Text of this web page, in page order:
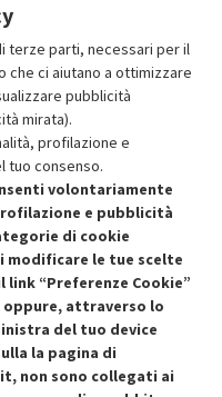
da
prodotto nuovo.
Recedere dal contratto qui
terze parti, necessari per il
che ci aiutano a ottimizzare
pubblicità
mirata).
profilazione e
tuo consenso.
volontariamente
e pubblicità
di cookie
modificare le tue scelte
“Preferenze Cookie”
oppure, attraverso lo
del tuo device
la pagina di
non sono collegati ai